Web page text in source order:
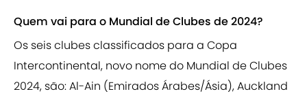
Quem vai para o Mundial de Clubes de 2024?
Os seis clubes classificados para a Copa
Intercontinental, novo nome do Mundial de Clubes
2024, são: Al-Ain (Emirados Árabes/Ásia), Auckland